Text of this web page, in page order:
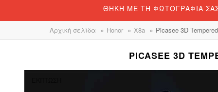
ΘΉΚΗ ΜΕ ΤΗ ΦΩΤΟΓΡΑΦΊΑ
Αρχική σελίδα » Honor » X8a » Picasee 3D
PICASEE 3D